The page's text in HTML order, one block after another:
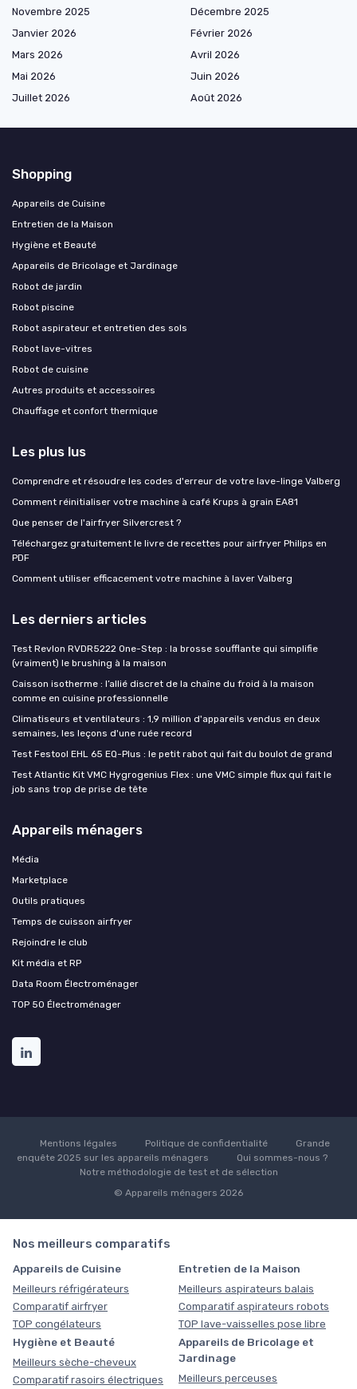
Novembre 2025
Décembre 2025
Janvier 2026
Février 2026
Mars 2026
Avril 2026
Mai 2026
Juin 2026
Juillet 2026
Août 2026
Shopping
Appareils de Cuisine
Entretien de la Maison
Hygiène et Beauté
Appareils de Bricolage et Jardinage
Robot de jardin
Robot piscine
Robot aspirateur et entretien des sols
Robot lave-vitres
Robot de cuisine
Autres produits et accessoires
Chauffage et confort thermique
Les plus lus
Comprendre et résoudre les codes d'erreur de votre lave-linge Valberg
Comment réinitialiser votre machine à café Krups à grain EA81
Que penser de l'airfryer Silvercrest ?
Téléchargez gratuitement le livre de recettes pour airfryer Philips en
PDF
Comment utiliser efficacement votre machine à laver Valberg
Les derniers articles
Test Revlon RVDR5222 One-Step : la brosse soufflante qui simplifie
(vraiment) le brushing à la maison
Caisson isotherme : l’allié discret de la chaîne du froid à la maison
comme en cuisine professionnelle
Climatiseurs et ventilateurs : 1,9 million d'appareils vendus en deux
semaines, les leçons d'une ruée record
Test Festool EHL 65 EQ-Plus : le petit rabot qui fait du boulot de grand
Test Atlantic Kit VMC Hygrogenius Flex : une VMC simple flux qui fait le
job sans trop de prise de tête
Appareils ménagers
Média
Marketplace
Outils pratiques
Temps de cuisson airfryer
Rejoindre le club
Kit média et RP
Data Room Électroménager
TOP 50 Électroménager
Mentions légales Politique de confidentialité
Grande
enquête 2025 sur les appareils ménagers
Qui sommes-nous ?
Notre méthodologie de test et de sélection
© Appareils ménagers 2026
Nos meilleurs comparatifs
Appareils de Cuisine
Meilleurs réfrigérateurs
Comparatif airfryer
TOP congélateurs
Entretien de la Maison
Meilleurs aspirateurs balais
Comparatif aspirateurs robots
TOP lave-vaisselles pose libre
Hygiène et Beauté
Meilleurs sèche-cheveux
Comparatif rasoirs électriques
Appareils de Bricolage et
Jardinage
Meilleurs perceuses